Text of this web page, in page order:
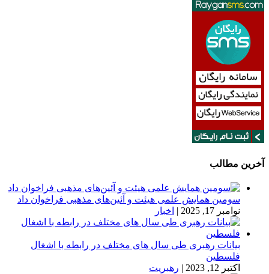
آخرین مطالب
سومین همایش علمی هیئت و آئین‌های مذهبی فراخوان داد
نوامبر 17, 2025
| اخبار
بیانات رهبری طی سال های مختلف در رابطه با اشغال
فلسطین
اکتبر 12, 2023
| رهبریت